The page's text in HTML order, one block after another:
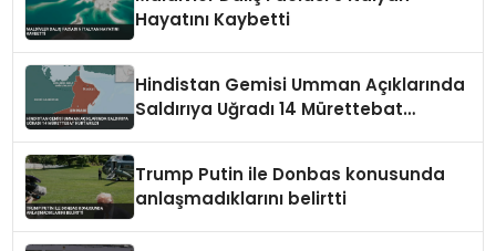
Hayatını Kaybetti
Hindistan Gemisi Umman Açıklarında
Saldırıya Uğradı 14 Mürettebat
Trump Putin ile Donbas konusunda
anlaşmadıklarını belirtti